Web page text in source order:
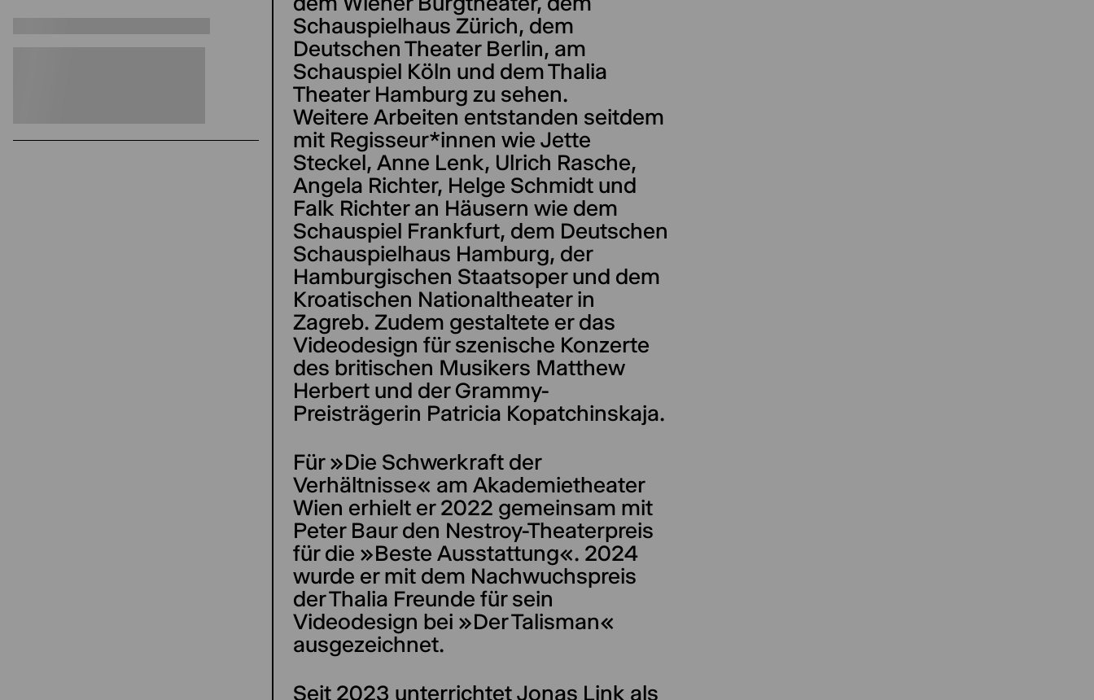
Schauspielhaus Zürich, dem
Deutschen Theater Berlin, am
Schauspiel Köln und dem Thalia
Theater Hamburg zu sehen.
Weitere Arbeiten entstanden seitdem
mit Regisseur*innen wie Jette
Steckel, Anne Lenk, Ulrich Rasche,
Angela Richter, Helge Schmidt und
Falk Richter an Häusern wie dem
Schauspiel Frankfurt, dem Deutschen
Schauspielhaus Hamburg, der
Hamburgischen Staatsoper und dem
Kroatischen Nationaltheater in
Zagreb. Zudem gestaltete er das
Videodesign für szenische Konzerte
des britischen Musikers Matthew
Herbert und der Grammy-
Preisträgerin Patricia Kopatchinskaja.
Für »Die Schwerkraft der
Verhältnisse« am Akademietheater
Wien erhielt er 2022 gemeinsam mit
Peter Baur den Nestroy-Theaterpreis
für die »Beste Ausstattung«. 2024
wurde er mit dem Nachwuchspreis
der Thalia Freunde für sein
Videodesign bei »Der Talisman«
ausgezeichnet.
Seit 2023 unterrichtet Jonas Link als